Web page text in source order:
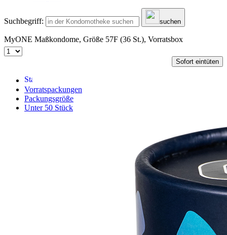
Suchbegriff: suchen
MyONE Maßkondome, Größe 57F (36 St.), Vorratsbox
Sofort eintüten
Vorratspackungen
Packungsgröße
Unter 50 Stück